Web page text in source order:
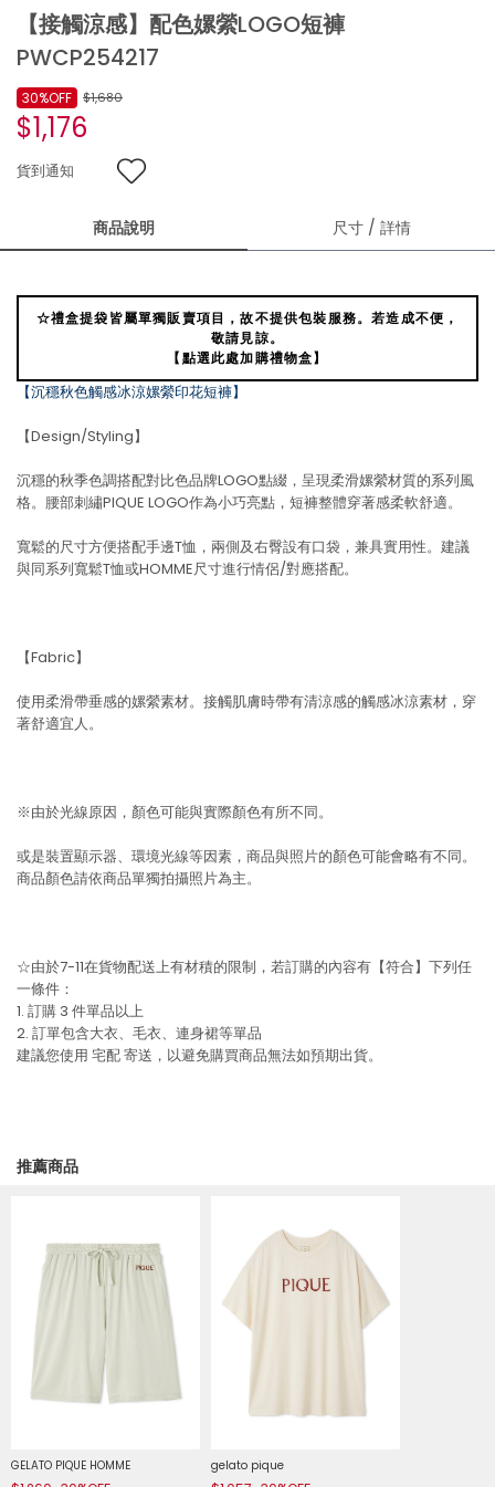
【接觸涼感】配色嫘縈LOGO短褲
PWCP254217
$1,680
$1,176
30%OFF
貨到通知
商品說明 尺寸 / 詳情
☆禮盒提袋皆屬單獨販賣項目，故不提供包裝服務。若造成不便，
敬請見諒。
【點選此處加購禮物盒】
【沉穩秋色觸感冰涼嫘縈印花短褲】
【Design/Styling】
沉穩的秋季色調搭配對比色品牌LOGO點綴，呈現柔滑嫘縈材質的系列風
格。腰部刺繡PIQUE LOGO作為小巧亮點，短褲整體穿著感柔軟舒適。
寬鬆的尺寸方便搭配手邊T恤，兩側及右臀設有口袋，兼具實用性。建議
與同系列寬鬆T恤或HOMME尺寸進行情侶/對應搭配。
【Fabric】
使用柔滑帶垂感的嫘縈素材。接觸肌膚時帶有清涼感的觸感冰涼素材，穿
著舒適宜人。
※由於光線原因，顏色可能與實際顏色有所不同。
或是裝置顯示器、環境光線等因素，商品與照片的顏色可能會略有不同。
商品顏色請依商品單獨拍攝照片為主。
☆由於7-11在貨物配送上有材積的限制，若訂購的內容有【符合】下列任
一條件：
1. 訂購 3 件單品以上
2. 訂單包含大衣、毛衣、連身裙等單品
建議您使用 宅配寄送，以避免購買商品無法如預期出貨。
推薦商品
GELATO PIQUE HOMME gelato pique